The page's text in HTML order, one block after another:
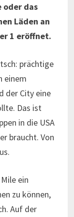
oder das
Läden an
1 eröffnet.
prächtige
einem
der City eine
Das ist
in die USA
braucht. Von
ein
zu können,
Auf der